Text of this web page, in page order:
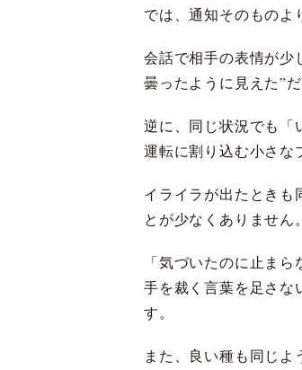
では、通知そのものよ
会話で相手の表情が少
曇ったように見えた”
逆に、同じ状況でも「
運転に割り込む小さな
イライラが出たときも
とが少なくありません
「気づいたのに止ま
手を裁く言葉を足さな
す。
また、良い種も同じ